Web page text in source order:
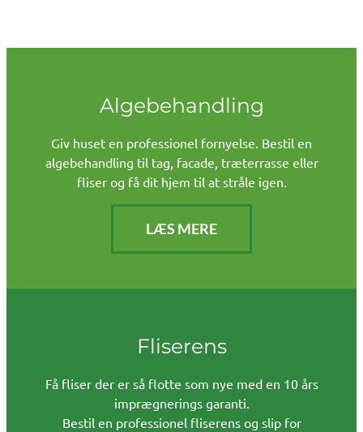
Algebehandling
Giv huset en professionel fornyelse. Bestil en
algebehandling til tag, facade, træterrasse eller
fliser og få dit hjem til at stråle igen.
LÆS MERE
Fliserens
Få fliser der er så flotte som nye med en 10 års
imprægnerings garanti.
Bestil en professionel fliserens og slip for